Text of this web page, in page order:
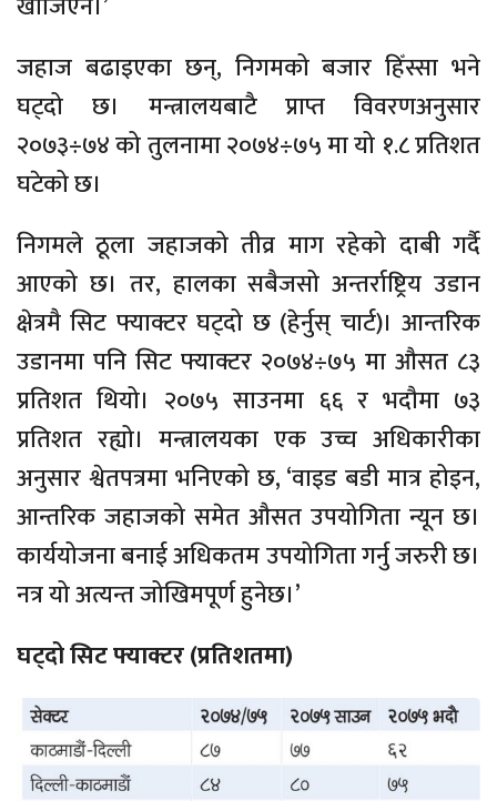
जहाज बढाइएका छन्, निगमको बजार हिँस्सा भने
घट्दो छ। मन्त्रालयबाटै प्राप्त विवरणअनुसार
२०७३÷७४ को तुलनामा २०७४÷७५ मा यो १.८ प्रतिशत
घटेको छ।
निगमले ठूला जहाजको तीव्र माग रहेको दाबी गर्दै
आएको छ। तर, हालका सबैजसो अन्तर्राष्ट्रिय उडान
क्षेत्रमै सिट फ्याक्टर घट्दो छ (हेर्नुस् चार्ट)। आन्तरिक
उडानमा पनि सिट फ्याक्टर २०७४÷७५ मा औसत ८३
प्रतिशत थियो। २०७५ साउनमा ६६ र भदौमा ७३
प्रतिशत रह्यो। मन्त्रालयका एक उच्च अधिकारीका
अनुसार श्वेतपत्रमा भनिएको छ, ‘वाइड बडी मात्र होइन,
आन्तरिक जहाजको समेत औसत उपयोगिता न्यून छ।
कार्ययोजना बनाई अधिकतम उपयोगिता गर्नु जरुरी छ।
नत्र यो अत्यन्त जोखिमपूर्ण हुनेछ।’
घट्दो सिट फ्याक्टर (प्रतिशतमा)